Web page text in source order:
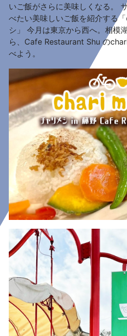
いご飯がさらに美味しくなる。
べたい美味しいご飯を紹介する
シ」 今月は東京から西へ。相模
ら、Cafe Restaurant Shu の
べよう。